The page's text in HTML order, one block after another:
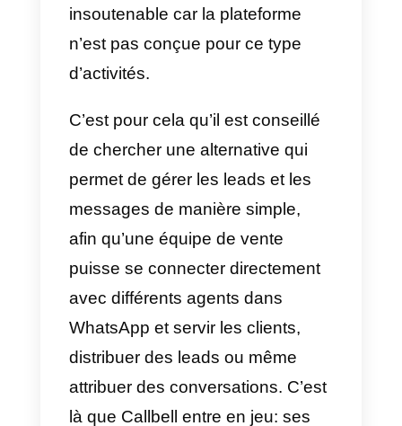
concernée.
Qu’est-ce que WhatsApp
Business et pourquoi faut-
il chercher une alternative?